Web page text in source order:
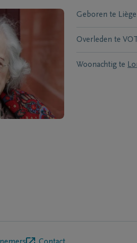
Geboren te Liège
Overleden te
Woonachtig te